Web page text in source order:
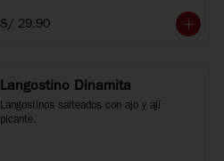
S/ 29.90
Langostino Dinamita
Langostinos salteados con ajo y ají
picante.